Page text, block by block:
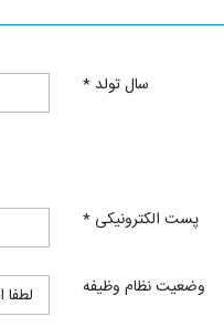
سال تولد *
پست الکترونیکی *
وضعیت نظام وظیفه